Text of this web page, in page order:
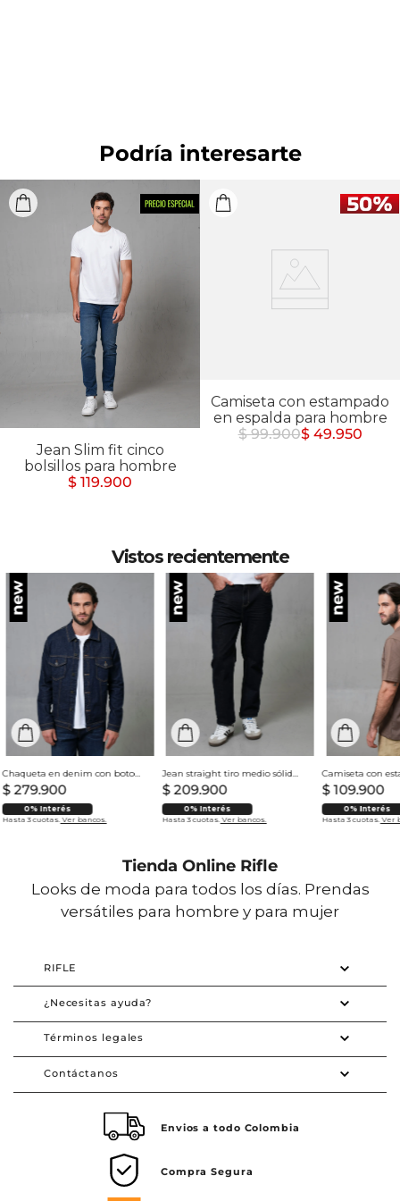
Podría interesarte
Jean Slim fit cinco
bolsillos para hombre
$ 119.900
Camiseta con estampado
en espalda para hombre
$ 99.900$ 49.950
Vistos recientemente
Chaqueta en denim con botones para hombre
$ 279.900
0% Interés
Hasta 3 cuotas. Ver bancos.
Jean straight tiro medio sólido para hombre
$ 209.900
0% Interés
Hasta 3 cuotas. Ver bancos.
$ 109.900
0% Interés
Hasta 3 cuotas. Ver
Tienda Online Rifle
Looks de moda para todos los días. Prendas
versátiles para hombre y para mujer
RIFLE
¿Necesitas ayuda?
Términos legales
Contáctanos
Envios a todo Colombia
Compra Segura